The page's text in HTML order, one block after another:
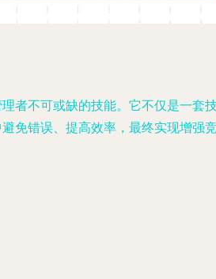
者不可或缺的技能。它不仅是一套
免错误、提高效率，最终实现增